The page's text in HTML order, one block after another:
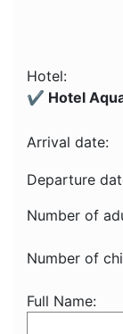
Hotel:
✔️ Hotel
Arrival date:
Departure
Number of
Number of
Full Name: